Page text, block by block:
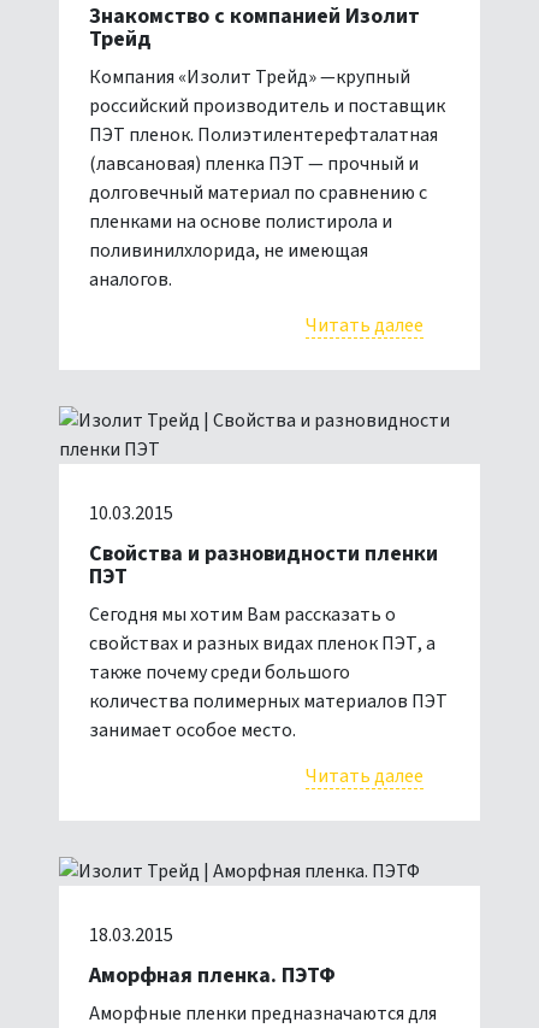
Знакомство с компанией Изолит
Трейд
Компания «Изолит Трейд» —крупный
российский производитель и поставщик
ПЭТ пленок. Полиэтилентерефталатная
(лавсановая) пленка ПЭТ — прочный и
долговечный материал по сравнению с
пленками на основе полистирола и
поливинилхлорида, не имеющая
аналогов.
Читать далее
10.03.2015
Свойства и разновидности пленки
ПЭТ
Сегодня мы хотим Вам рассказать о
свойствах и разных видах пленок ПЭТ, а
также почему среди большого
количества полимерных материалов ПЭТ
занимает особое место.
Читать далее
18.03.2015
Аморфная пленка. ПЭТФ
Аморфные пленки предназначаются для